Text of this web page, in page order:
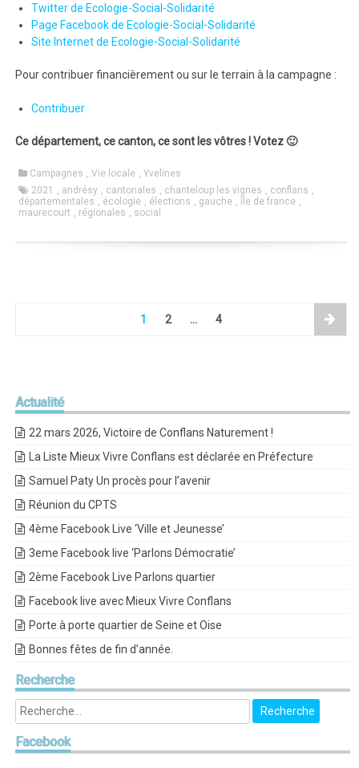
Twitter de Ecologie-Social-Solidarité
Page Facebook de Ecologie-Social-Solidarité
Site Internet de Ecologie-Social-Solidarité
Pour contribuer financièrement ou sur le terrain à la campagne :
Contribuer
Ce département, ce canton, ce sont les vôtres ! Votez 🙂
Campagnes ,Vie locale ,Yvelines
2021
, andrésy , cantonales , chanteloup les vignes , conflans ,
départementales , écologie , élections , gauche ,île de france ,
maurecourt , régionales , social
1 2 … 4
Actualité
22 mars 2026, Victoire de Conflans Naturement !
La Liste Mieux Vivre Conflans est déclarée en Préfecture
Samuel Paty Un procès pour l’avenir
Réunion du CPTS
4ème Facebook Live ‘Ville et Jeunesse’
3eme Facebook live ‘Parlons Démocratie’
2ème Facebook Live Parlons quartier
Facebook live avec Mieux Vivre Conflans
Porte à porte quartier de Seine et Oise
Bonnes fêtes de fin d’année.
Recherche
Facebook